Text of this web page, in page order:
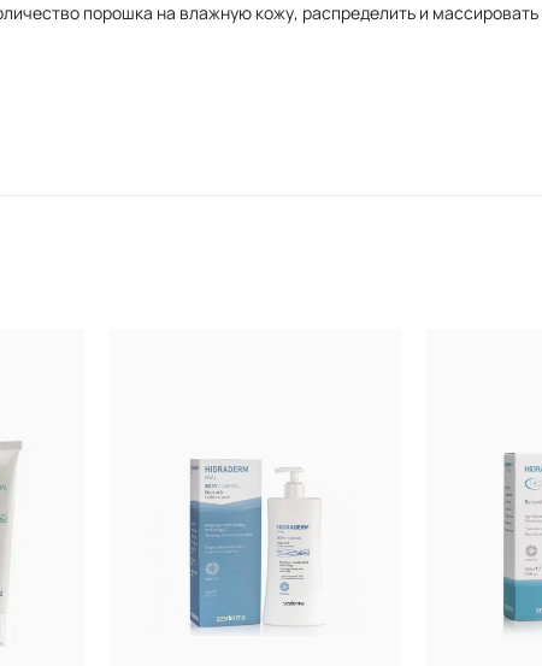
порошка на влажную кожу, распределить и
массировать от 1 до 5 минут. Смыть водой.